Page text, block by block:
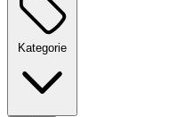
Kategorie